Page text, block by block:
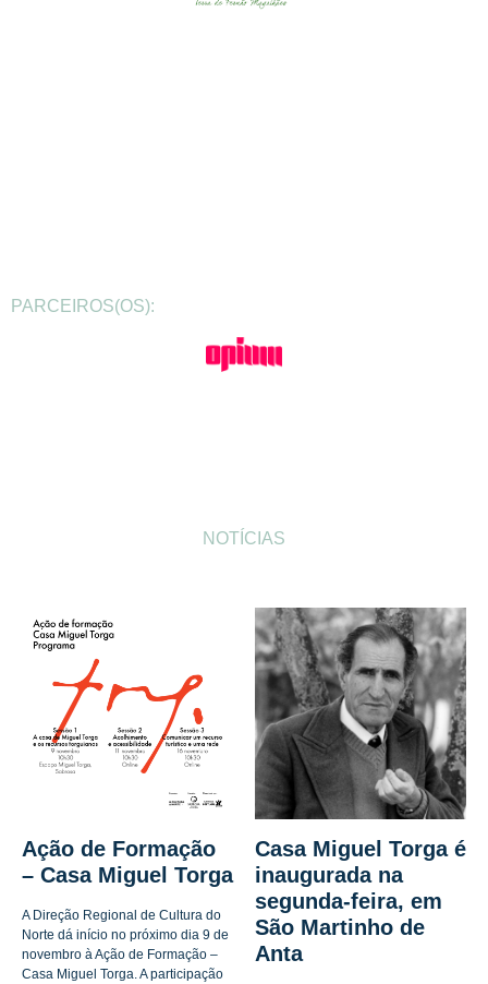
PARCEIROS(OS):
NOTÍCIAS
Ação de Formação
– Casa Miguel Torga
A Direção Regional de Cultura do
Norte dá início no próximo dia 9 de
novembro à Ação de Formação –
Casa Miguel Torga. A participação
Casa Miguel Torga é
inaugurada na
segunda-feira, em
São Martinho de
Anta